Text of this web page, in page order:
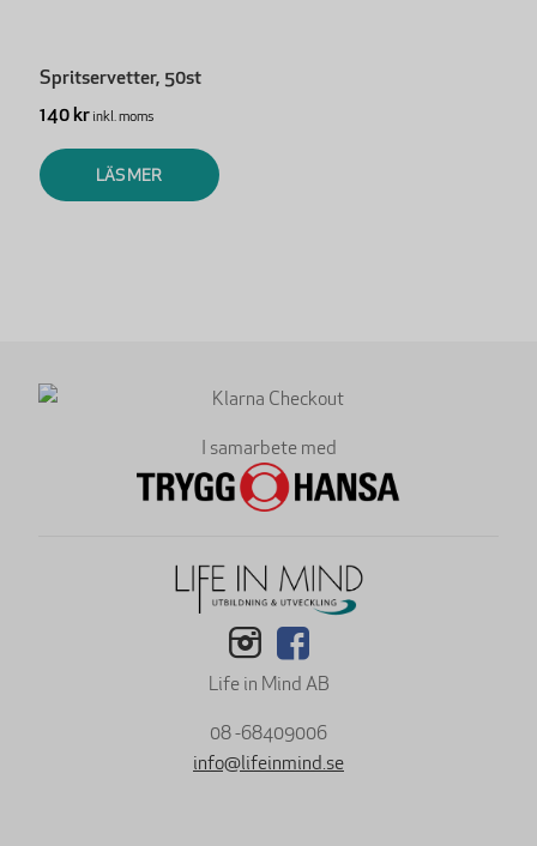
Spritservetter, 50st
140 krinkl. moms
LÄS MER
I samarbete med
Life in Mind AB
08 -68409006
info@lifeinmind.se